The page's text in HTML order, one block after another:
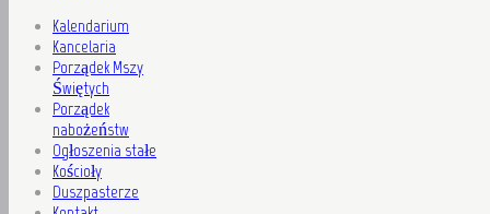
Kalendarium
Kancelaria
Porządek Mszy
Świętych
Porządek
nabożeństw
Ogłoszenia stałe
Kościoły
Duszpasterze